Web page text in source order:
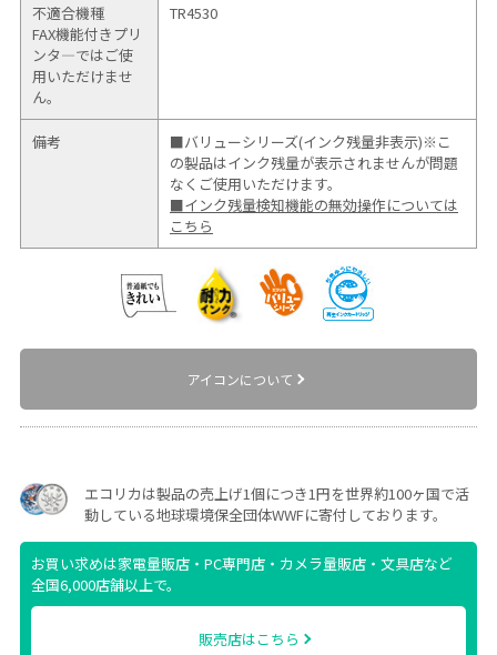
不適合機種
FAX機能付きプリ
ンタ―ではご使
用いただけませ
ん。
TR4530
備考
■バリューシリーズ(インク残量非表示)※こ
の製品はインク残量が表示されませんが問題
なくご使用いただけます。
■インク残量検知機能の無効操作については
こちら
アイコンについて
エコリカは製品の売上げ1個につき1円を世界約100ヶ国で活
動している地球環境保全団体WWFに寄付しております。
お買い求めは家電量販店・PC専門店・カメラ量販店・文具店など
全国6,000店舗以上で。
販売店はこちら